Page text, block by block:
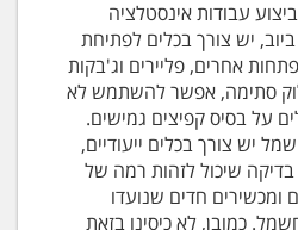
עבודות אינסטלציה
יש צורך בכלים לפתיחת
אחרים, פליירים וג'בקות
סתימה, אפשר להשתמש לא
על בסיס קפיצים גמישים.
יש צורך בכלים ייעודיים,
שיכול לזהות רמה של
חדים שנועדו
כמובן, לא כיסינו בזאת